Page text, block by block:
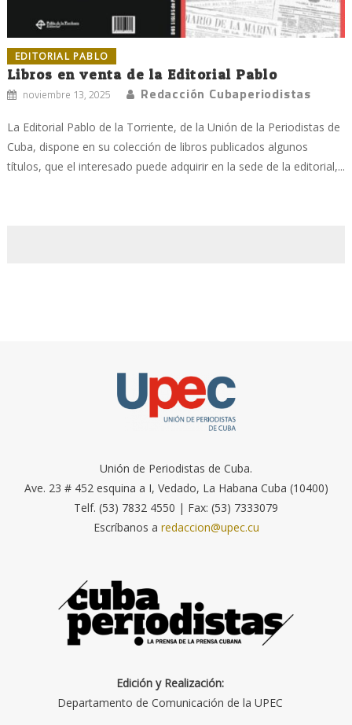
EDITORIAL PABLO
Libros en venta de la Editorial Pablo
noviembre 13, 2025 Redacción Cubaperiodistas
La Editorial Pablo de la Torriente, de la Unión de la Periodistas de
Cuba, dispone en su colección de libros publicados algunos
títulos, que el interesado puede adquirir en la sede de la editorial,...
Unión de Periodistas de Cuba.
Ave. 23 # 452 esquina a I, Vedado, La Habana Cuba (10400)
Telf. (53) 7832 4550 | Fax: (53) 7333079
Escríbanos a redaccion@upec.cu
Edición y Realización:
Departamento de Comunicación de la UPEC